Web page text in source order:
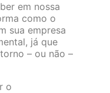
em nossa
como o
sua empresa
já que
– ou não –
o